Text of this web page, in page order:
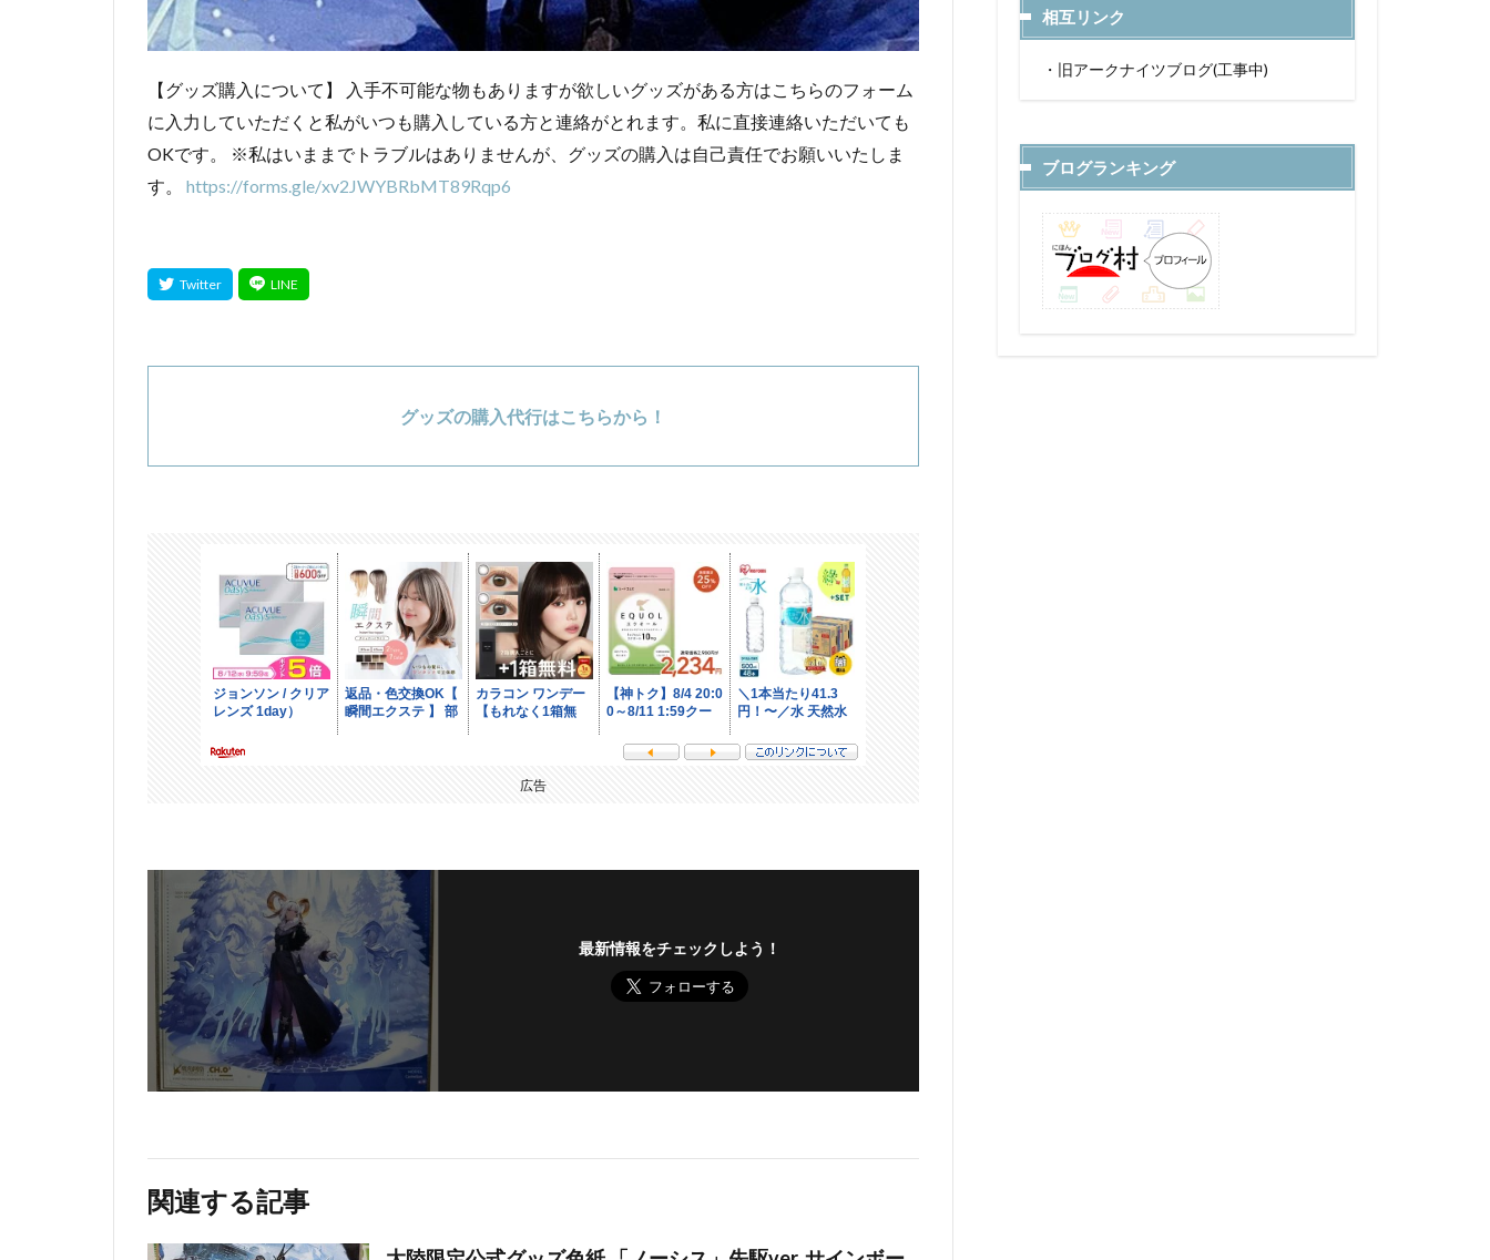
【グッズ購入について】 入手不可能な物もありますが欲しいグッズがある方はこちらのフォーム
に入力していただくと私がいつも購入している方と連絡がとれます。私に直接連絡いただいても
OKです。 ※私はいままでトラブルはありませんが、グッズの購入は自己責任でお願いいたしま
す。 https://forms.gle/xv2JWYBRbMT89Rqp6
グッズの購入代行はこちらから！
広告
最新情報をチェックしよう！
関連する記事
相互リンク
・ 旧アークナイツブログ(工事中)
ブログランキング